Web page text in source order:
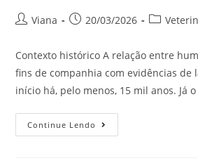
Viana 20/03/2026
Contexto histórico A relação entre
fins de companhia com evidências de
início há, pelo menos, 15 mil anos. Já
Continue Lendo